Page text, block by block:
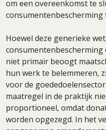
om een overeenkomst te
consumentenbescherming
Hoewel deze generieke
niet primair beoogt
hun werk te belemmeren,
voor de
maatregel in de praktijk
proportioneel, omdat
worden opgezegd. In het